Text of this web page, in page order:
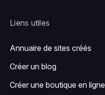
Liens utiles
Annuaire de sites créés
Créer un blog
Créer une boutique en ligne